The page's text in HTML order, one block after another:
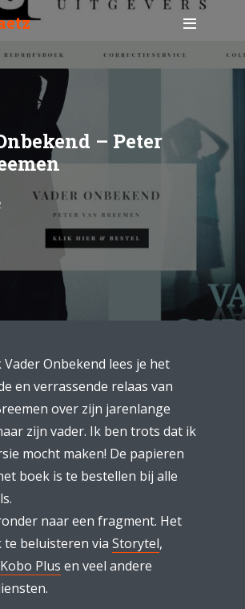
– Peter
Onbekend lees je het
en verrassende relaas van
over zijn jarenlange
zijn vader. Ik ben trots dat ik
mocht maken! De papieren
boek is te bestellen bij alle
naar een fragment. Het
te beluisteren via Storytel,
Kobo Plus en veel andere